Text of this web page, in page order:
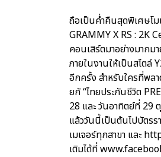
ถือเป็นค่ำคืนสุดพิเศษโ
GRAMMY X RS : 2K
คอนเสิร์ตมาอย่างมากม
ภายในงานให้เป็นสไตล์
อีกครั้ง สำหรับใครที่พล
ยกั “ไทยประกันชีวิต
28 และ วันอาทิตย์ที่ 29
แล้ววันนี้เป็นต้นไปบัตร
เมเจอร์ทุกสาขา และ
เติมได้ที่